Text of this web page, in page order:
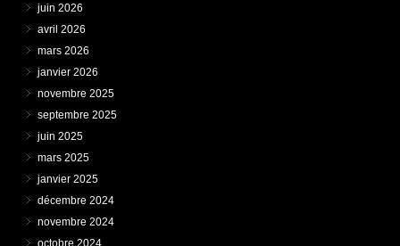
juin 2026
avril 2026
mars 2026
janvier 2026
novembre 2025
septembre 2025
juin 2025
mars 2025
janvier 2025
décembre 2024
novembre 2024
octobre 2024